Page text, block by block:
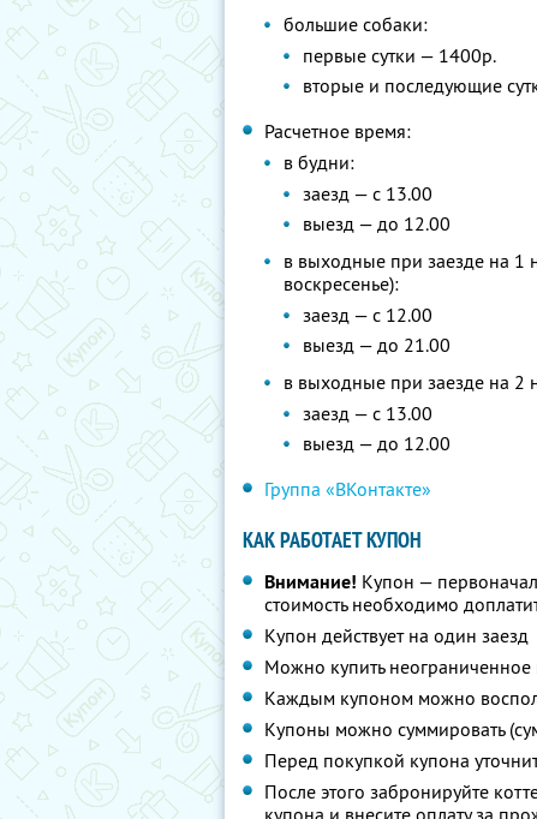
большие собаки:
первые сутки — 1400р.
вторые и последующие
Расчетное время:
в будни:
заезд — с 13.00
выезд — до 12.00
в выходные при заезде на 1
воскресенье):
заезд — с 12.00
выезд — до 21.00
в выходные при заезде на 2
заезд — с 13.00
выезд — до 12.00
Группа «ВКонтакте»
КАК РАБОТАЕТ КУПОН
Внимание! Купон —
стоимость необходимо
Купон действует на один заезд
Можно купить неограниченное
Каждым купоном можно
Купоны можно суммировать
Перед покупкой купона
После этого забронируйте
купона и внесите оплату за